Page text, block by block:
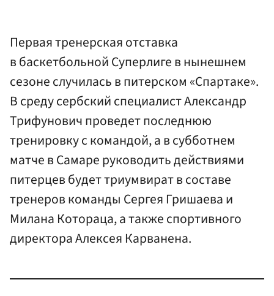
Первая тренерская отставка
в баскетбольной Суперлиге в нынешнем
сезоне случилась в питерском «Спартаке».
В среду сербский специалист Александр
Трифунович проведет последнюю
тренировку с командой, а в субботнем
матче в Самаре руководить действиями
питерцев будет триумвират в составе
тренеров команды Сергея Гришаева и
Милана Котораца, а также спортивного
директора Алексея Карванена.